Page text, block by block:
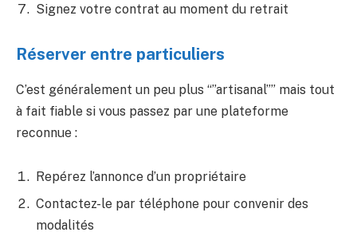
Signez votre contrat au moment du retrait
Réserver entre particuliers
C’est généralement un peu plus “”artisanal”” mais tout
à fait fiable si vous passez par une plateforme
reconnue :
Repérez l’annonce d’un propriétaire
Contactez-le par téléphone pour convenir des
modalités